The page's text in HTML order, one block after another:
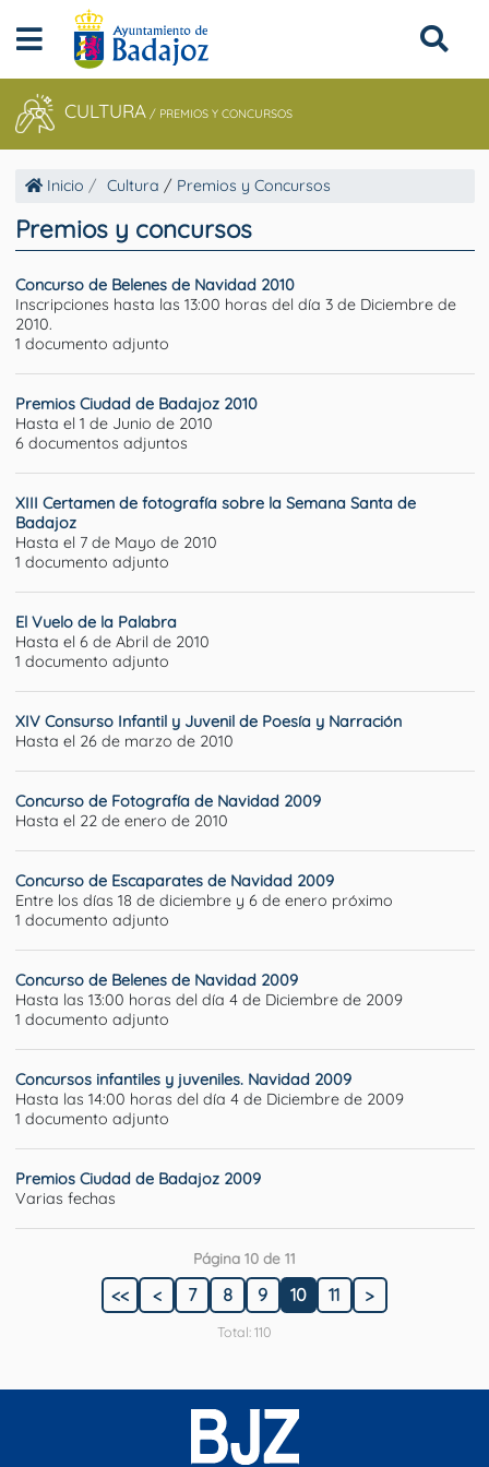
CULTURA / PREMIOS Y CONCURSOS
Inicio Cultura / Premios y Concursos
Premios y concursos
Concurso de Belenes de Navidad 2010
Inscripciones hasta las 13:00 horas del día 3 de Diciembre de
2010.
1 documento adjunto
Premios Ciudad de Badajoz 2010
Hasta el 1 de Junio de 2010
6 documentos adjuntos
XIII Certamen de fotografía sobre la Semana Santa de
Badajoz
Hasta el 7 de Mayo de 2010
1 documento adjunto
El Vuelo de la Palabra
Hasta el 6 de Abril de 2010
1 documento adjunto
XIV Consurso Infantil y Juvenil de Poesía y Narración
Hasta el 26 de marzo de 2010
Concurso de Fotografía de Navidad 2009
Hasta el 22 de enero de 2010
Concurso de Escaparates de Navidad 2009
Entre los días 18 de diciembre y 6 de enero próximo
1 documento adjunto
Concurso de Belenes de Navidad 2009
Hasta las 13:00 horas del día 4 de Diciembre de 2009
1 documento adjunto
Concursos infantiles y juveniles. Navidad 2009
Hasta las 14:00 horas del día 4 de Diciembre de 2009
1 documento adjunto
Premios Ciudad de Badajoz 2009
Varias fechas
Página 10 de 11
<< < 7 8 9 10 11 >
Total: 110